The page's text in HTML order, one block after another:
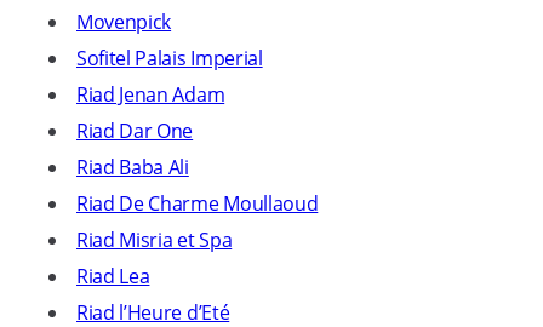
Movenpick
Sofitel Palais Imperial
Riad Jenan Adam
Riad Dar One
Riad Baba Ali
Riad De Charme Moullaoud
Riad Misria et Spa
Riad Lea
Riad l’Heure d’Eté